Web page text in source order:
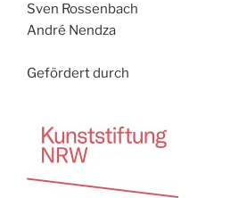
Sven Rossenbach
André Nendza
Gefördert durch